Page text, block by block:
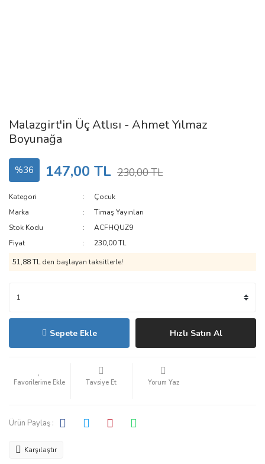
Malazgirt'in Üç Atlısı - Ahmet Yılmaz
Boyunağa
%36 147,00 TL 230,00 TL
Kategori
Çocuk
Marka
Timaş Yayınları
Stok Kodu
ACFHQUZ9
Fiyat
230,00 TL
51,88 TL den başlayan taksitlerle!
Sepete Ekle Hızlı Satın Al
Tavsiye Et Yorum Yaz
Ürün Paylaş :
Karşılaştır